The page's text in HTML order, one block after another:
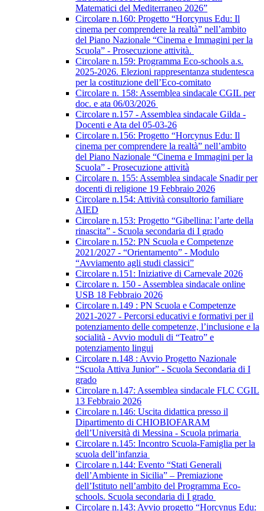
Matematici del Mediterraneo 2026”
Circolare n.160: Progetto “Horcynus Edu: Il
cinema per comprendere la realtà” nell’ambito
del Piano Nazionale “Cinema e Immagini per la
Scuola” - Prosecuzione attività.
Circolare n.159: Programma Eco-schools a.s.
2025-2026. Elezioni rappresentanza studentesca
per la costituzione dell’Eco-comitato
Circolare n. 158: Assemblea sindacale CGIL per
doc. e ata 06/03/2026
Circolare n.157 - Assemblea sindacale Gilda -
Docenti e Ata del 05-03-26
Circolare n.156: Progetto “Horcynus Edu: Il
cinema per comprendere la realtà” nell’ambito
del Piano Nazionale “Cinema e Immagini per la
Scuola” - Prosecuzione attività
Circolare n. 155: Assemblea sindacale Snadir per
docenti di religione 19 Febbraio 2026
Circolare n.154: Attività consultorio familiare
AIED
Circolare n.153: Progetto “Gibellina: l’arte della
rinascita” - Scuola secondaria di I grado
Circolare n.152: PN Scuola e Competenze
2021/2027 - “Orientamento” - Modulo
“Avviamento agli studi classici”
Circolare n.151: Iniziative di Carnevale 2026
Circolare n. 150 - Assemblea sindacale online
USB 18 Febbraio 2026
Circolare n.149 : PN Scuola e Competenze
2021-2027 - Percorsi educativi e formativi per il
potenziamento delle competenze, l’inclusione e la
socialità - Avvio moduli di “Teatro” e
potenziamento lingui
Circolare n.148 : Avvio Progetto Nazionale
“Scuola Attiva Junior” - Scuola Secondaria di I
grado
Circolare n.147: Assemblea sindacale FLC CGIL
13 Febbraio 2026
Circolare n.146: Uscita didattica presso il
Dipartimento di CHIOBIOFARAM
dell’Università di Messina - Scuola primaria
Circolare n.145: Incontro Scuola-Famiglia per la
scuola dell’infanzia
Circolare n.144: Evento “Stati Generali
dell’Ambiente in Sicilia” – Premiazione
dell’Istituto nell’ambito del Programma Eco-
schools. Scuola secondaria di I grado
Circolare n.143: Avvio progetto “Horcynus Edu: